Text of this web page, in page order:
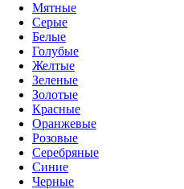
Мятные
Серые
Белые
Голубые
Желтые
Зеленые
Золотые
Красные
Оранжевые
Розовые
Серебряные
Синие
Черные